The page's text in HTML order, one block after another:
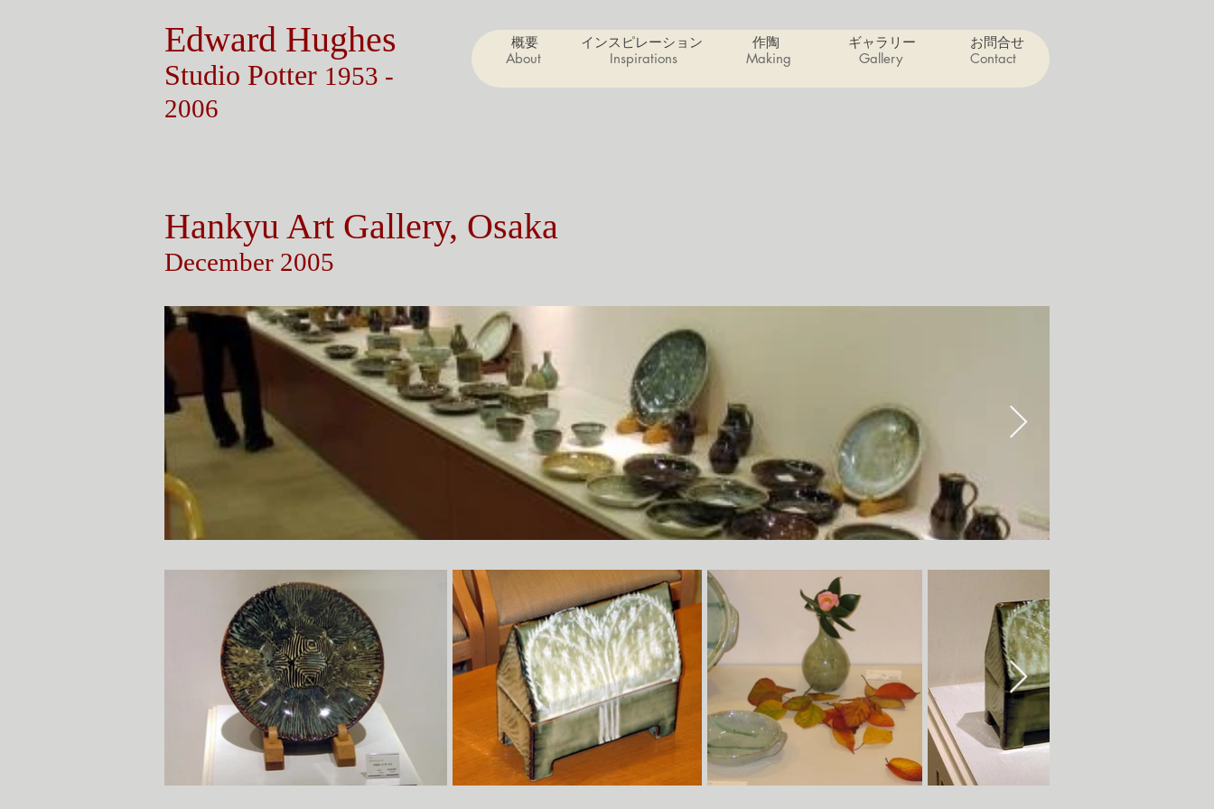
Edward Hughes
Studio Potter 1953 -
2006
About Inspirations Making Gallery Contact
概要 インスピレーション 作陶 ギャラリー お問合せ
Hankyu Art Gallery, Osaka
December 2005